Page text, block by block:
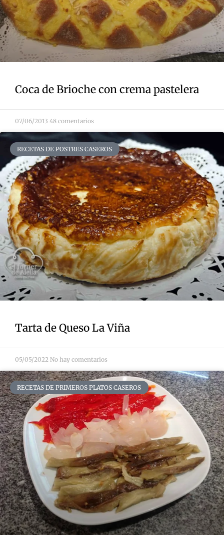
Coca de Brioche con crema pastelera
07/06/2013 48 comentarios
RECETAS DE POSTRES CASEROS
Tarta de Queso La Viña
05/05/2022 No hay comentarios
RECETAS DE PRIMEROS PLATOS CASEROS